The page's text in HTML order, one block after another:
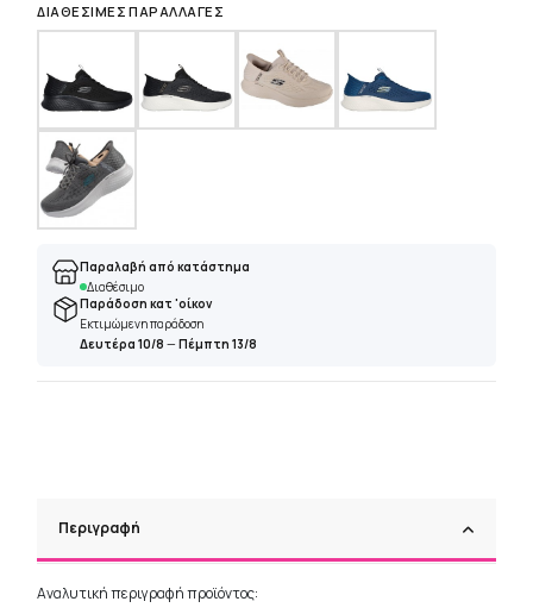
ΔΙΑΘΈΣΙΜΕΣ ΠΑΡΑΛΛΑΓΈΣ
Παραλαβή από κατάστημα
Διαθέσιμο
Παράδοση κατ 'οίκον
Εκτιμώμενη παράδοση
Δευτέρα 10/8 —Πέμπτη 13/8
Περιγραφή
Αναλυτική περιγραφή προϊόντος: